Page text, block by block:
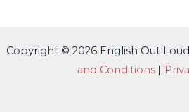
Copyright © 2026 English Out
and Conditions |